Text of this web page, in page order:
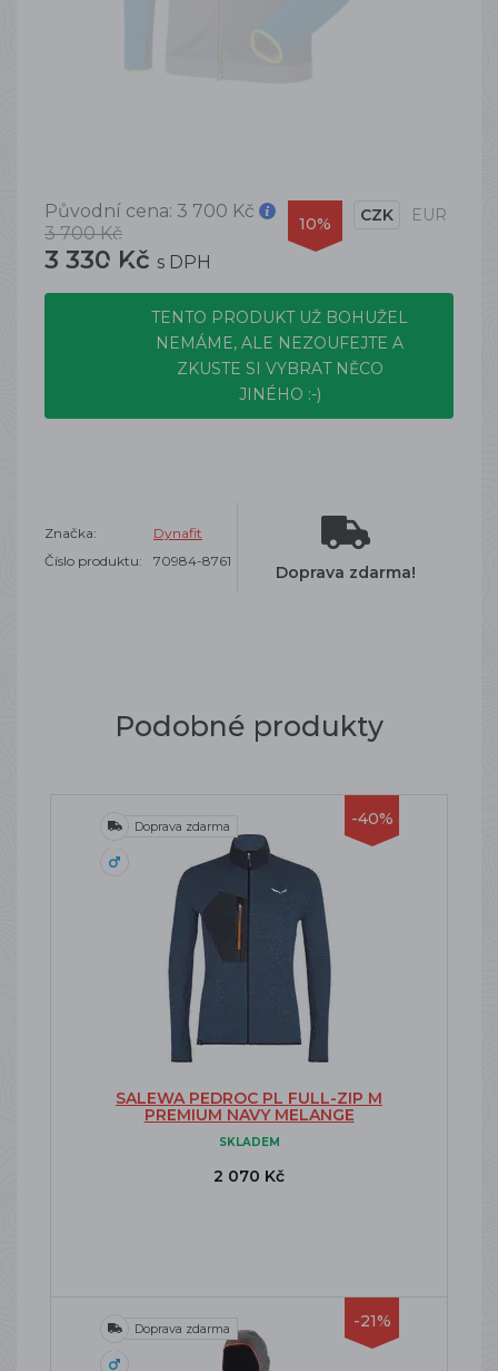
Původní cena: 3 700 Kč
3 700 Kč
3 330 Kč s DPH
10% CZK EUR
TENTO PRODUKT UŽ BOHUŽEL
NEMÁME, ALE NEZOUFEJTE A
ZKUSTE SI VYBRAT NĚCO
JINÉHO :-)
Značka:
Dynafit
Číslo produktu:
70984-8761
Doprava zdarma!
Podobné produkty
-40%
Doprava zdarma
SALEWA PEDROC PL FULL-ZIP M
PREMIUM NAVY MELANGE
SKLADEM
2 070 Kč
-21%
Doprava zdarma